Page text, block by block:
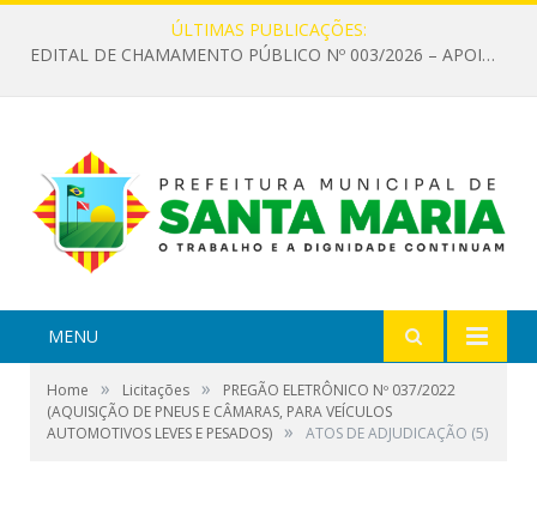
ÚLTIMAS PUBLICAÇÕES:
EDITAL DE CHAMAMENTO PÚBLICO Nº 003/2026 – APOIO À INFRAESTRUTURA CULTURAL
MENU
Home » Licitações »
PREGÃO ELETRÔNICO Nº 037/2022
(AQUISIÇÃO DE PNEUS E CÂMARAS, PARA VEÍCULOS
AUTOMOTIVOS LEVES E PESADOS) » ATOS DE ADJUDICAÇÃO (5)